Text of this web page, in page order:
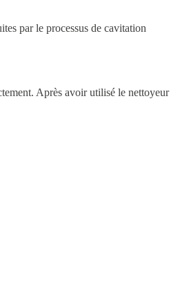
par le processus de cavitation
Après avoir utilisé le nettoyeur